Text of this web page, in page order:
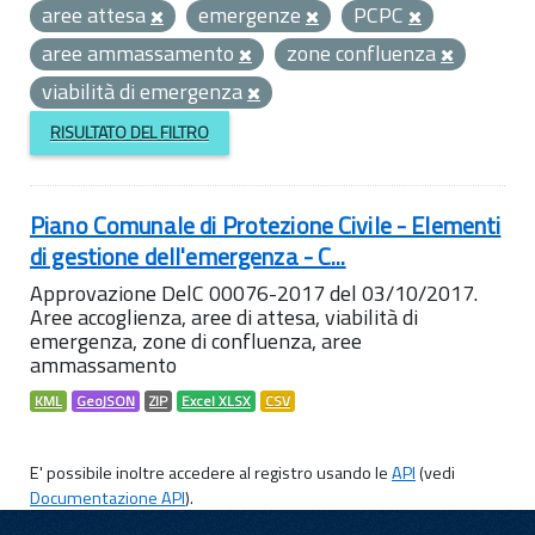
aree attesa
emergenze
PCPC
aree ammassamento
zone confluenza
viabilità di emergenza
RISULTATO DEL FILTRO
Piano Comunale di Protezione Civile - Elementi
di gestione dell'emergenza - C...
Approvazione DelC 00076-2017 del 03/10/2017.
Aree accoglienza, aree di attesa, viabilità di
emergenza, zone di confluenza, aree
ammassamento
KML GeoJSON ZIP Excel XLSX CSV
E' possibile inoltre accedere al registro usando leAPI(vedi
Documentazione API).